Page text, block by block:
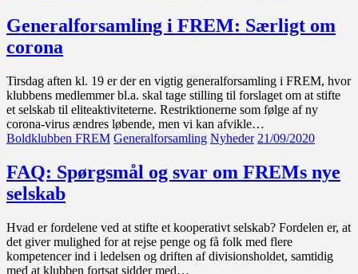
Generalforsamling i FREM: Særligt om
corona
Tirsdag aften kl. 19 er der en vigtig generalforsamling i FREM, hvor
klubbens medlemmer bl.a. skal tage stilling til forslaget om at stifte
et selskab til eliteaktiviteterne. Restriktionerne som følge af ny
corona-virus ændres løbende, men vi kan afvikle…
Boldklubben FREM Generalforsamling Nyheder 21/09/2020
FAQ: Spørgsmål og svar om FREMs nye
selskab
Hvad er fordelene ved at stifte et kooperativt selskab? Fordelen er, at
det giver mulighed for at rejse penge og få folk med flere
kompetencer ind i ledelsen og driften af divisionsholdet, samtidig
med at klubben fortsat sidder med…